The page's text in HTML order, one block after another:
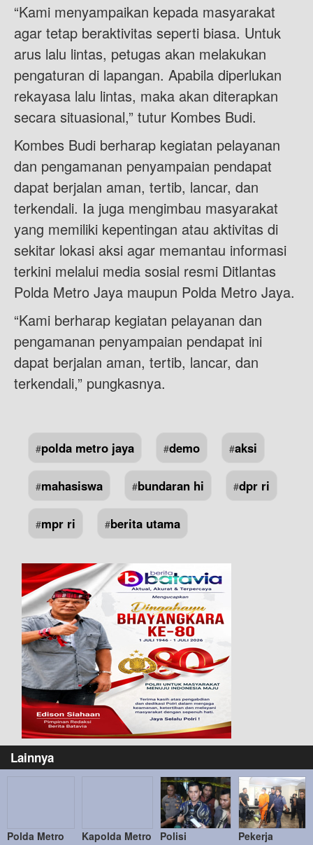
“Kami menyampaikan kepada masyarakat
agar tetap beraktivitas seperti biasa. Untuk
arus lalu lintas, petugas akan melakukan
pengaturan di lapangan. Apabila diperlukan
rekayasa lalu lintas, maka akan diterapkan
secara situasional,” tutur Kombes Budi.
Kombes Budi berharap kegiatan pelayanan
dan pengamanan penyampaian pendapat
dapat berjalan aman, tertib, lancar, dan
terkendali. Ia juga mengimbau masyarakat
yang memiliki kepentingan atau aktivitas di
sekitar lokasi aksi agar memantau informasi
terkini melalui media sosial resmi Ditlantas
Polda Metro Jaya maupun Polda Metro Jaya.
“Kami berharap kegiatan pelayanan dan
pengamanan penyampaian pendapat ini
dapat berjalan aman, tertib, lancar, dan
terkendali,” pungkasnya.
#polda metro jaya #demo #aksi
#mahasiswa #bundaran hi #dpr ri
#mpr ri #berita utama
Lainnya
Polda Metro
Kapolda Metro
Polisi
Pekerja